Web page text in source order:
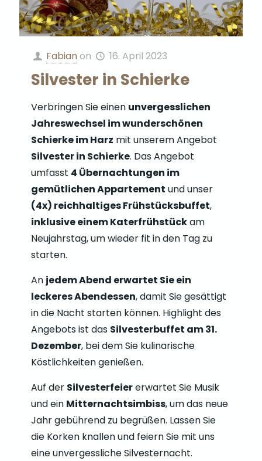
Fabianon 16. April 2023
Silvester in Schierke
Verbringen Sie einen unvergesslichen
Jahreswechsel im wunderschönen
Schierke im Harz mit unserem Angebot
Silvester in Schierke. Das Angebot
umfasst 4 Übernachtungen im
gemütlichen Appartement und unser
(4x) reichhaltiges Frühstücksbuffet,
inklusive einem Katerfrühstückam
Neujahrstag, um wieder fit in den Tag zu
starten.
An jedem Abend erwartet Sie ein
leckeres Abendessen, damit Sie gesättigt
in die Nacht starten können. Highlight des
Angebots ist das Silvesterbuffet am 31.
Dezember, bei dem Sie kulinarische
Köstlichkeiten genießen.
Auf der Silvesterfeiererwartet Sie Musik
und ein Mitternachtsimbiss, um das neue
Jahr gebührend zu begrüßen. Lassen Sie
die Korken knallen und feiern Sie mit uns
eine unvergessliche Silvesternacht.